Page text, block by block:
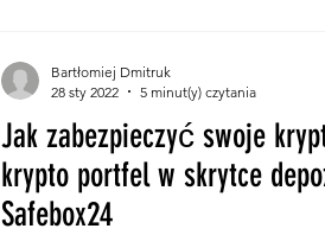
Jak zabezpieczyć swoje
krypto portfel w skrytce
Safebox24
Bartłomiej Dmitruk
28 sty 2022
5 minut(y) czytania